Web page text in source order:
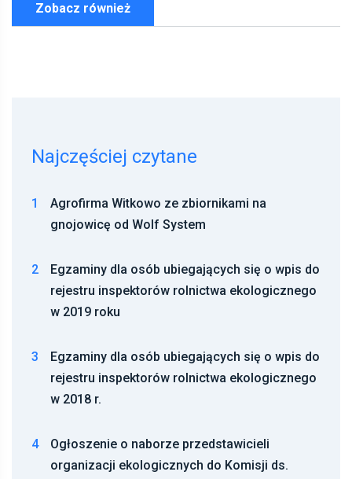
Zobacz również
Najczęściej czytane
1
Agrofirma Witkowo ze zbiornikami na
gnojowicę od Wolf System
2
Egzaminy dla osób ubiegających się o wpis do
rejestru inspektorów rolnictwa ekologicznego
w 2019 roku
3
Egzaminy dla osób ubiegających się o wpis do
rejestru inspektorów rolnictwa ekologicznego
w 2018 r.
4
Ogłoszenie o naborze przedstawicieli
organizacji ekologicznych do Komisji ds.